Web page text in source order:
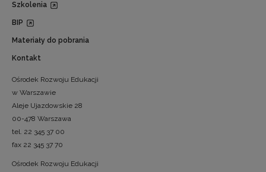
Szkolenia
BIP
Materiały do pobrania
Kontakt
Ośrodek Rozwoju Edukacji
w Warszawie
Aleje Ujazdowskie 28
00-478 Warszawa
tel. 22 345 37 00
fax 22 345 37 70
Ośrodek Rozwoju Edukacji